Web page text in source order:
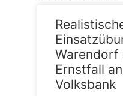
Warendorf
Ernstfall
Volksbank